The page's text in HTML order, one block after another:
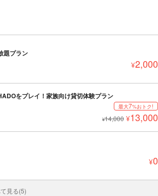
題プラン
¥2,000
をプレイ！家族向け貸切体験プラン
最大7%おトク!
¥14,000 ¥13,000
¥0
見る(5)